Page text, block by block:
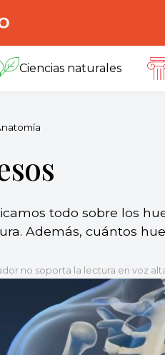
Ciencias naturales
todo sobre los
Además, cuántos
no soporta la lectura en voz